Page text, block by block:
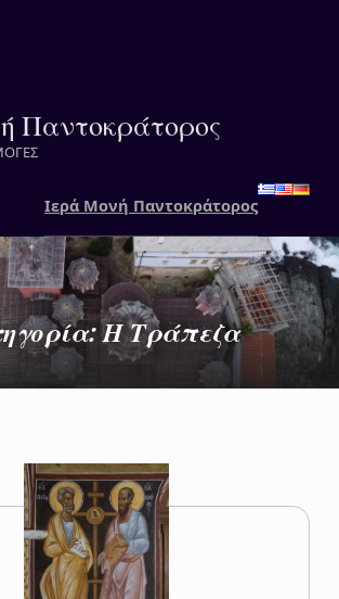
Παντοκράτορος
Ιερά Μονή Παντοκράτορος
Η Τράπεζα